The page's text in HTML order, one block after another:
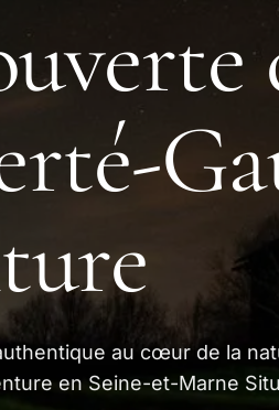
au cœur de la
en Seine-et-Marne